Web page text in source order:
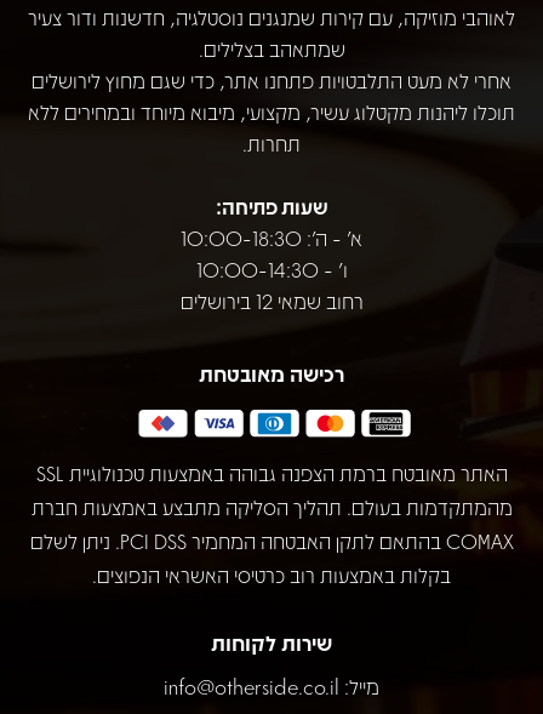
לאוהבי מוזיקה, עם קירות שמנגנים נוסטלגיה, חדשנות ודור צעיר
שמתאהב בצלילים.
אחרי לא מעט התלבטויות פתחנו אתר, כדי שגם מחוץ לירושלים
תוכלו ליהנות מקטלוג עשיר, מקצועי, מיבוא מיוחד ובמחירים ללא
תחרות.
שעות פתיחה:
א' - ה': 10:00-18:30
ו' - 10:00-14:30
רחוב שמאי 12 בירושלים
רכישה מאובטחת
האתר מאובטח ברמת הצפנה גבוהה באמצעות טכנולוגיית SSL
מהמתקדמות בעולם. תהליך הסליקה מתבצע באמצעות חברת
COMAX בהתאם לתקן האבטחה המחמיר PCI DSS. ניתן לשלם
בקלות באמצעות רוב כרטיסי האשראי הנפוצים.
שירות לקוחות
מייל: info@otherside.co.il